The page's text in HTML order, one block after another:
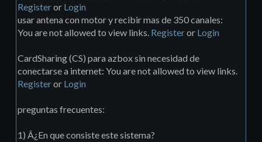
Registeror Login
usar antena con motor y recibir mas de 350 canales:
You are not allowed to view links. Registeror Login
CardSharing (CS) para azbox sin necesidad de
conectarse a internet: You are not allowed to view links.
Registeror Login
preguntas frecuentes:
1) Â¿En que consiste este sistema?